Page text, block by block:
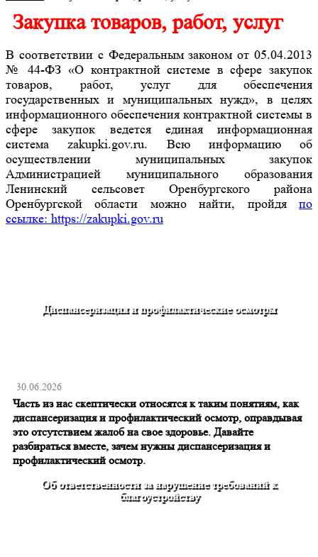
Закупка товаров, работ, услуг
В соответствии с Федеральным законом от 05.04.2013
№ 44-ФЗ «О контрактной системе в сфере закупок
товаров, работ, услуг для обеспечения
государственных и муниципальных нужд», в целях
информационного обеспечения контрактной системы в
сфере закупок ведется единая информационная
система zakupki.gov.ru. Всю информацию об
осуществлении муниципальных закупок
Администрацией муниципального образования
Ленинский сельсовет Оренбургского района
Оренбургской области можно найти, пройдя по
ссылке: https://zakupki.gov.ru
Диспансеризация и профилактические осмотры
30.06.2026
Часть из нас скептически относятся к таким понятиям, как
диспансеризация и профилактический осмотр, оправдывая
это отсутствием жалоб на свое здоровье. Давайте
разбираться вместе, зачем нужны диспансеризация и
профилактический осмотр.
Об ответственности за нарушение требований к
благоустройству